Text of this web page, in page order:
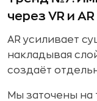
через VR и AR
AR усиливает
накладывая
создаёт
Мы заточены на